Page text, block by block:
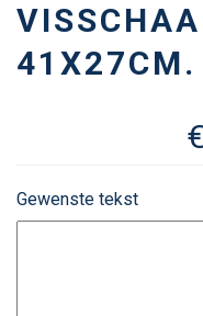
41X27CM.
€
Gewenste tekst